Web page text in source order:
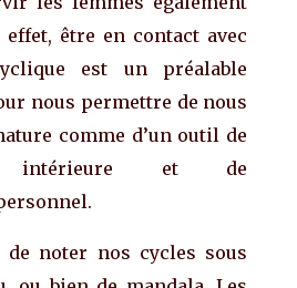
être en contact avec
est un préalable
nous permettre de nous
comme d’un outil de
intérieure et de
noter nos cycles sous